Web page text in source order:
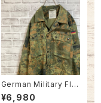
German Military Fle
cktarn Camo ShirtJa
¥6,980